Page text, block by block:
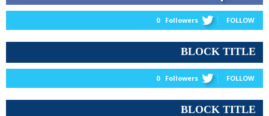
0 Followers FOLLOW
BLOCK TITLE
0 Followers FOLLOW
BLOCK TITLE